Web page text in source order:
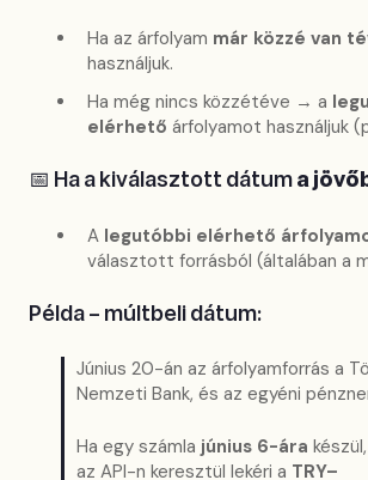
Ha az árfolyam már közzé van
használjuk.
Ha még nincs közzétéve → a
elérhető árfolyamot használjuk
📅 Ha a kiválasztott dátuma
A legutóbbi elérhető
választott forrásból (általában a
Példa – múltbeli dátum:
Június 20-án az árfolyamforrás a
Nemzeti Bank, és az egyéni
Ha egy számla június 6-ára
az API-n keresztül lekéri a TRY–